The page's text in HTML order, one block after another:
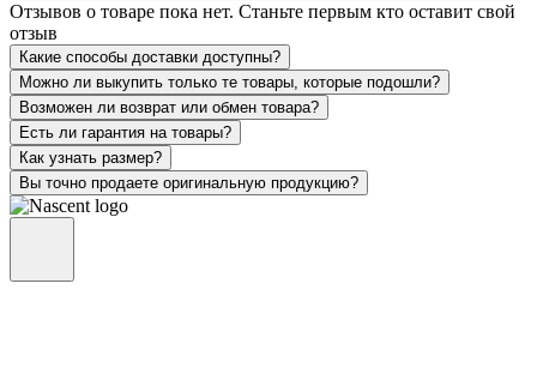
Отзывов о товаре пока нет. Станьте первым кто оставит свой
отзыв
Какие способы доставки доступны?
Можно ли выкупить только те товары, которые подошли?
Возможен ли возврат или обмен товара?
Есть ли гарантия на товары?
Как узнать размер?
Вы точно продаете оригинальную продукцию?